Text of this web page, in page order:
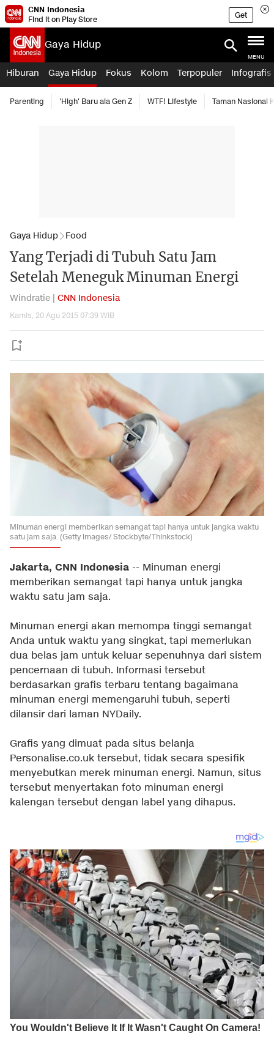
CNN Indonesia
Find it on Play Store
Get
Gaya Hidup
MENU
Hiburan Gaya Hidup Fokus Kolom Terpopuler Infografis
Parenting 'High' Baru ala Gen Z WTF! Lifestyle Taman Nasional
Gaya Hidup Food
Yang Terjadi di Tubuh Satu Jam
Setelah Meneguk Minuman Energi
Windratie | CNN Indonesia
Kamis, 20 Agu 2015 07:39 WIB
Minuman energi memberikan semangat tapi hanya untuk jangka waktu
satu jam saja. (Getty images/ Stockbyte/Thinkstock)
Jakarta, CNN Indonesia -- Minuman energi
memberikan semangat tapi hanya untuk jangka
waktu satu jam saja.
Minuman energi akan memompa tinggi semangat
Anda untuk waktu yang singkat, tapi memerlukan
dua belas jam untuk keluar sepenuhnya dari sistem
pencernaan di tubuh. Informasi tersebut
berdasarkan grafis terbaru tentang bagaimana
minuman energi memengaruhi tubuh, seperti
dilansir dari laman NYDaily.
Grafis yang dimuat pada situs belanja
Personalise.co.uk tersebut, tidak secara spesifik
menyebutkan merek minuman energi. Namun, situs
tersebut menyertakan foto minuman energi
kalengan tersebut dengan label yang dihapus.